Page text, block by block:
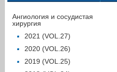
Ангиология и сосудистая
хирургия
2021 (VOL.27)
2020 (VOL.26)
2019 (VOL.25)